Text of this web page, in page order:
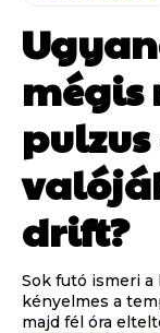
mégis
drift?
Sok futó ismeri a
kényelmes a
majd fél óra